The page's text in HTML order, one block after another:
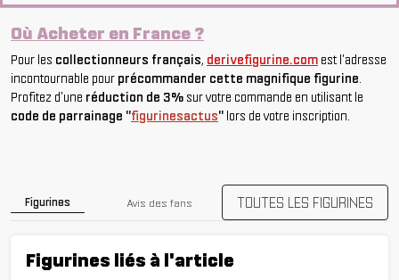
Où Acheter en France ?
Pour les collectionneurs français, derivefigurine.com est l'adresse
incontournable pour précommander cette magnifique figurine.
Profitez d'une réduction de 3% sur votre commande en utilisant le
code de parrainage "figurinesactus" lors de votre inscription.
Figurines Avis des fans TOUTES LES FIGURINES
Figurines liés à l'article